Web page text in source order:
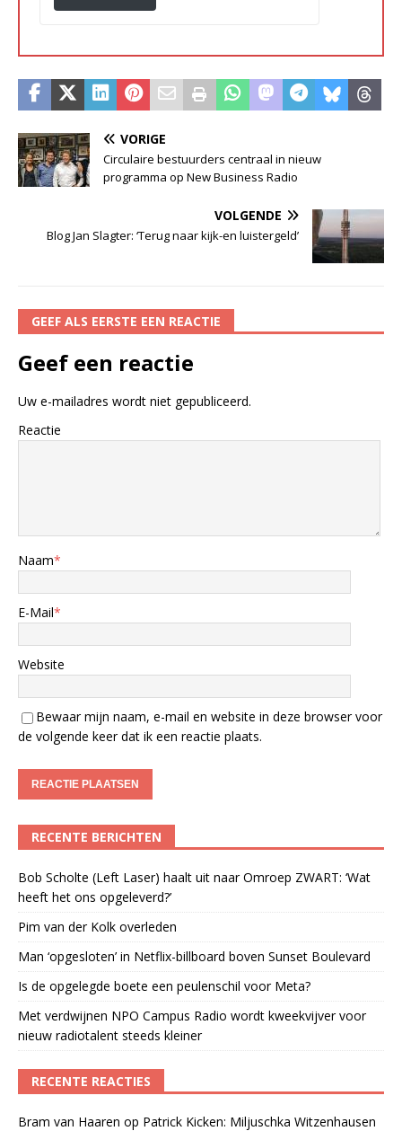
VORIGE
Circulaire bestuurders centraal in nieuw
programma op New Business Radio
VOLGENDE
Blog Jan Slagter: ‘Terug naar kijk-en luistergeld’
GEEF ALS EERSTE EEN REACTIE
Geef een reactie
Uw e-mailadres wordt niet gepubliceerd.
Reactie
Naam*
E-Mail*
Website
Bewaar mijn naam, e-mail en website in deze browser voor
de volgende keer dat ik een reactie plaats.
RECENTE BERICHTEN
Bob Scholte (Left Laser) haalt uit naar Omroep ZWART: ‘Wat
heeft het ons opgeleverd?’
Pim van der Kolk overleden
Man ‘opgesloten’ in Netflix-billboard boven Sunset Boulevard
Is de opgelegde boete een peulenschil voor Meta?
Met verdwijnen NPO Campus Radio wordt kweekvijver voor
nieuw radiotalent steeds kleiner
RECENTE REACTIES
Bram van Haaren op Patrick Kicken: Miljuschka Witzenhausen